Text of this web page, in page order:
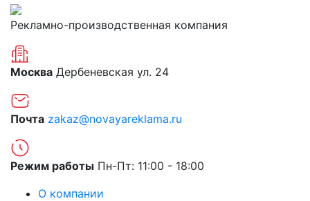
Рекламно-производственная компания
Москва Дербеневская ул. 24
Почта zakaz@novayareklama.ru
Режим работы Пн-Пт: 11:00 - 18:00
О компании